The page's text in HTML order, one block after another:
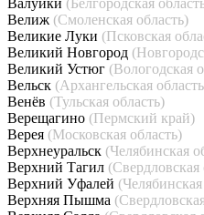
Валуйки (Белгородская
Велиж (Смоленская область)
Великие Луки (Псковская
Великий Новгород
Великий Устюг (Вологодская
Вельск (Архангельская
Венёв (Тульская область)
Верещагино (Пермский край)
Верея (Московская область)
Верхнеуральск (Челябинская
Верхний Тагил (Свердловская
Верхний Уфалей
Верхняя Пышма